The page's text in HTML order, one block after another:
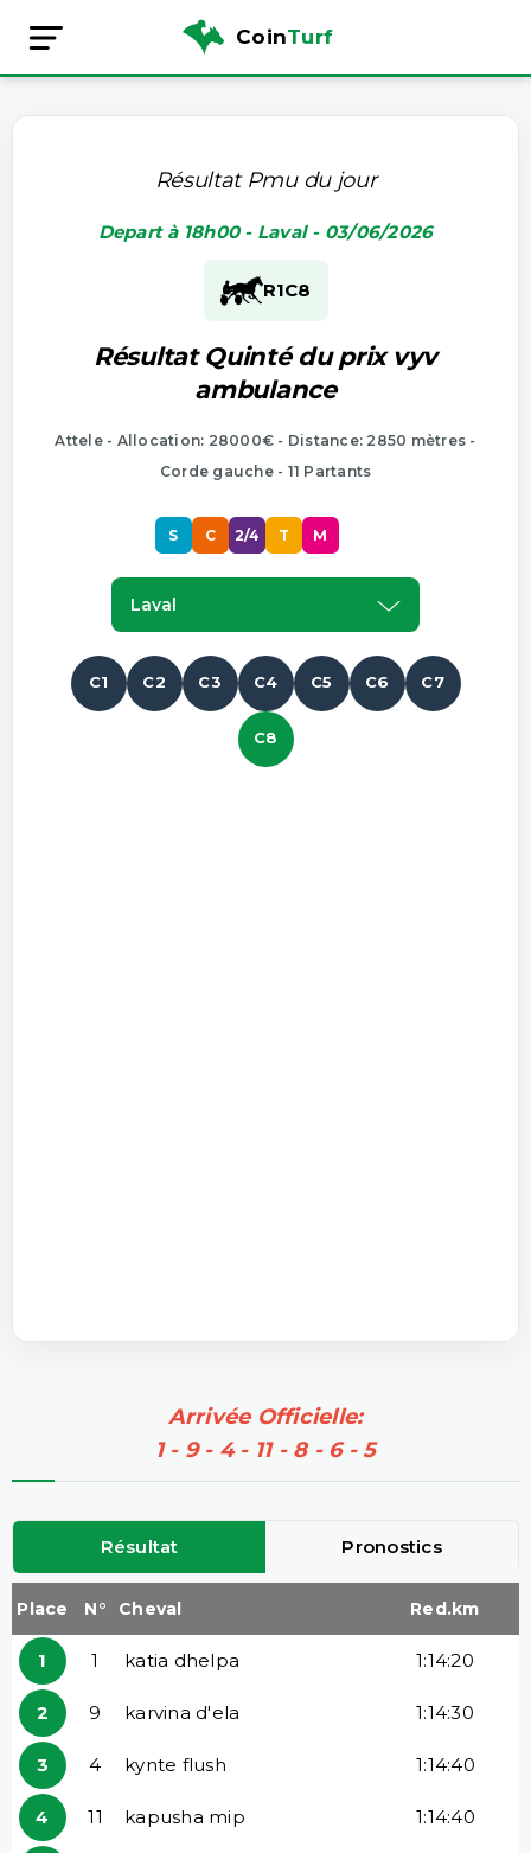
CoinTurf
Résultat Pmu du jour
Depart à 18h00 - Laval - 03/06/2026
R1C8
Résultat Quinté du prix vyv
ambulance
Attele - Allocation: 28000€ - Distance: 2850 mètres -
Corde gauche - 11 Partants
S C 2/4 T M
Laval
C1 C2 C3 C4 C5 C6 C7
C8
Arrivée Officielle:
1 - 9 - 4 - 11 - 8 - 6 - 5
Résultat Pronostics
Place N° Cheval Red.km
1 1 katia dhelpa 1:14:20
2 9 karvina d'ela 1:14:30
3 4 kynte flush 1:14:40
4 11 kapusha mip 1:14:40